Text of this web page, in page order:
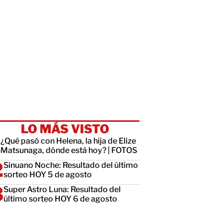
LO MÁS VISTO
¿Qué pasó con Helena, la hija de Elize
Matsunaga, dónde está hoy? | FOTOS
Sinuano Noche: Resultado del último
sorteo HOY 5 de agosto
Super Astro Luna: Resultado del
último sorteo HOY 6 de agosto